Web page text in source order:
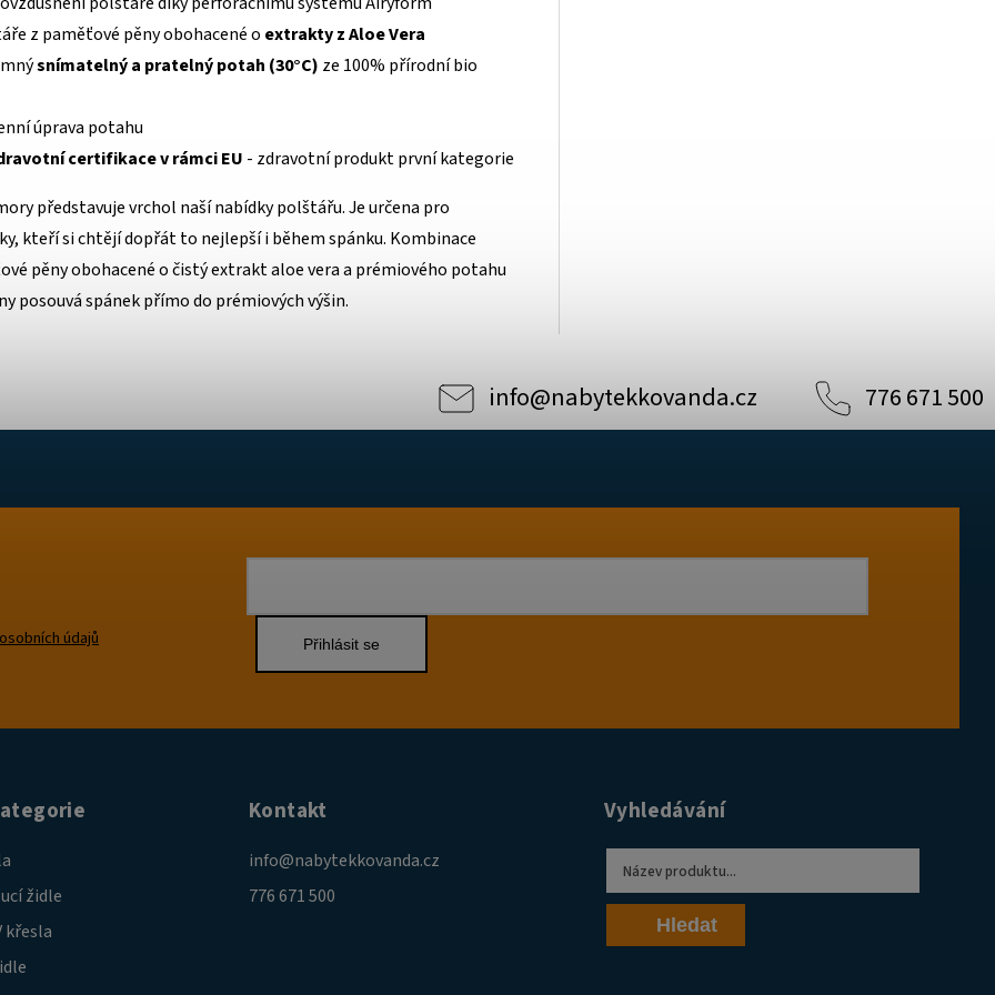
z paměťové pěny obohacené o extrakty z Aloe Vera
snímatelný a pratelný potah (30°C) ze 100% přírodní bio
úprava potahu
certifikace v rámci EU - zdravotní produkt první kategorie
představuje vrchol naší nabídky polštářu. Je určena pro
kteří si chtějí dopřát to nejlepší i během spánku. Kombinace
pěny obohacené o čistý extrakt aloe vera a prémiového potahu
posouvá spánek přímo do prémiových výšin.
info@nabytekkovanda.cz 776 671 500
údajů Přihlásit se
židle
křesla
Kontakt
info@nabytekkovanda.cz
776 671 500
Vyhledávání
Hledat